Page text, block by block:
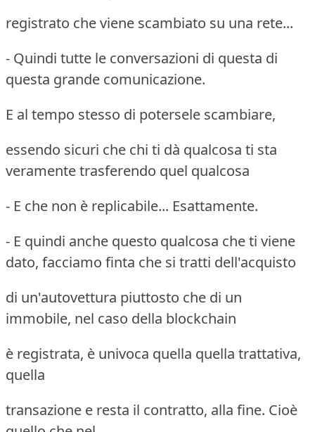
registrato che viene scambiato su una rete...
- Quindi tutte le conversazioni di questa di
questa grande comunicazione.
E al tempo stesso di potersele scambiare,
essendo sicuri che chi ti dà qualcosa ti sta
veramente trasferendo quel qualcosa
- E che non è replicabile... Esattamente.
- E quindi anche questo qualcosa che ti viene
dato, facciamo finta che si tratti dell'acquisto
di un'autovettura piuttosto che di un
immobile, nel caso della blockchain
è registrata, è univoca quella quella trattativa,
quella
transazione e resta il contratto, alla fine. Cioè